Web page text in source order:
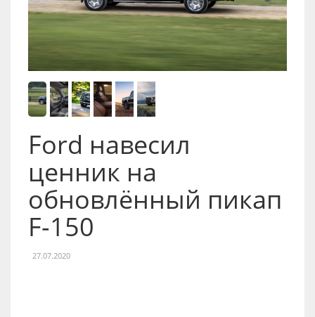
Ford навесил
ценник на
обновлённый пикап
F-150
27.07.2020